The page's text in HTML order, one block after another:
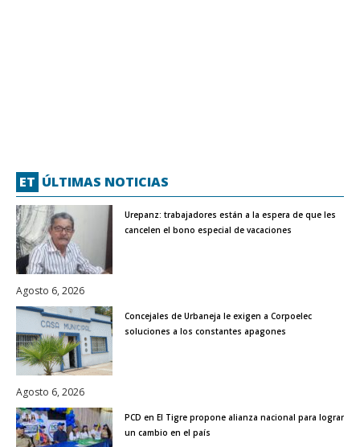
ET ÚLTIMAS NOTICIAS
Urepanz: trabajadores están a la espera de que les
cancelen el bono especial de vacaciones
Agosto 6, 2026
Concejales de Urbaneja le exigen a Corpoelec
soluciones a los constantes apagones
Agosto 6, 2026
PCD en El Tigre propone alianza nacional para lograr
un cambio en el país